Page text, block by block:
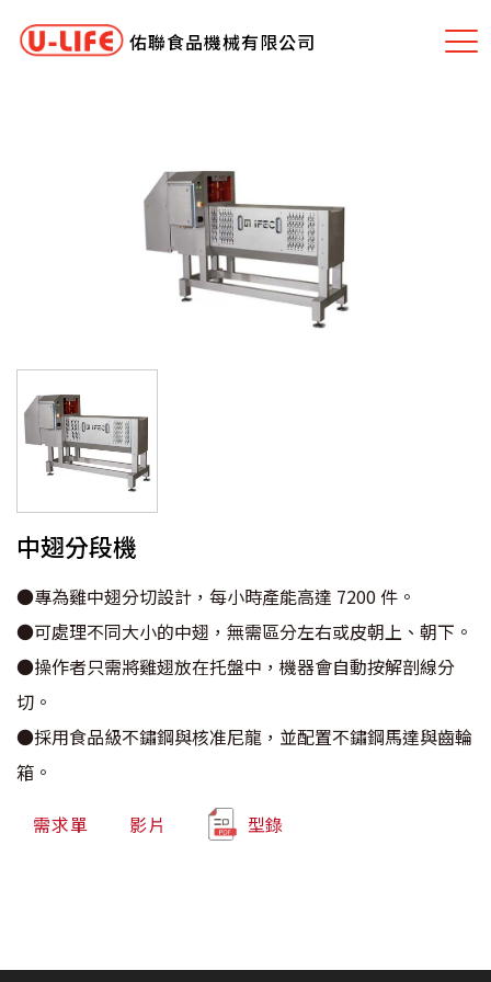
佑聯食品機械有限公司
中翅分段機
●專為雞中翅分切設計，每小時產能高達 7200 件。
●可處理不同大小的中翅，無需區分左右或皮朝上、朝下。
●操作者只需將雞翅放在托盤中，機器會自動按解剖線分
切。
●採用食品級不鏽鋼與核准尼龍，並配置不鏽鋼馬達與齒輪
箱。
需求單 影片 型錄